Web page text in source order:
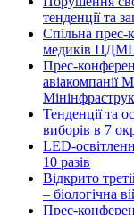
тенденції та
Спільна прес-
медиків
Прес-
авіакомпанії
Тенденції та
виборів в 7
LED-
10 разів
Відкрито
– біологічна
Прес-